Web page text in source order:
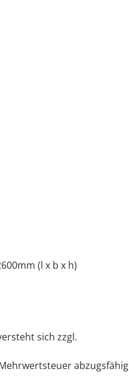
(l x b x h)
sich zzgl.
abzugsfähig